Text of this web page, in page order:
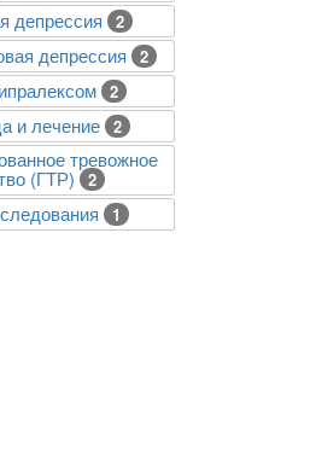
депрессия 2
депрессия 2
2
и лечение 2
тревожное
(ГТР) 2
1